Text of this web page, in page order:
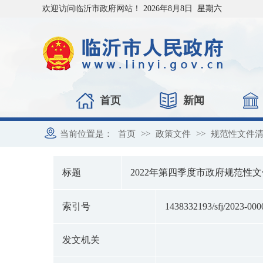
欢迎访问临沂市政府网站！ 2026年8月8日 星期六
首页 新闻
当前位置是： 首页 >> 政策文件 >> 规范性文件
标题 2022年第四季度市政府规范性
索引号 1438332193/sfj/2023-
发文机关